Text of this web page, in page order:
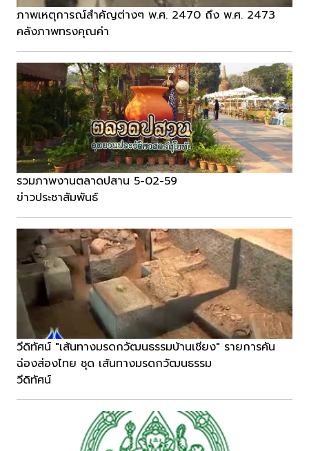
ภาพเหตุการณ์สำคัญต่างๆ พ.ศ. 2470 ถึง พ.ศ. 2473
คลังภาพทรงคุณค่า
รวมภาพงานตลาดปสาน 5-02-59
ข่าวประชาสัมพันธ์
วีดิทัศน์ "เส้นทางมรดกวัฒนธรรมบ้านเชียง" รายการคัน
ฉ่องส่องไทย ชุด เส้นทางมรดกวัฒนธรรม
วีดิทัศน์